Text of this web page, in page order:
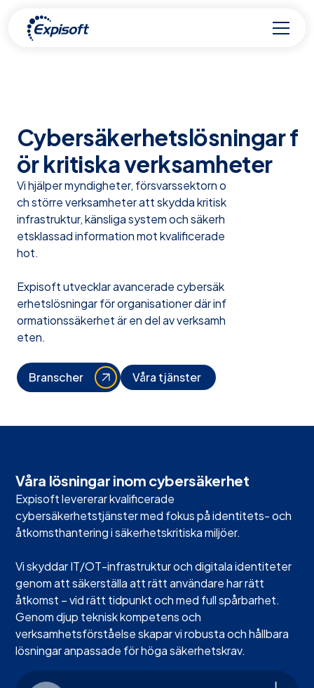
Cybersäkerhetslösningar f
ör kritiska verksamheter
Vi hjälper myndigheter, försvarssektorn o
ch större verksamheter att skydda kritisk
infrastruktur, känsliga system och säkerh
etsklassad information mot kvalificerade
hot.
Expisoft utvecklar avancerade cybersäk
erhetslösningar för organisationer där inf
ormationssäkerhet är en del av verksamh
eten.
Branscher Våra tjänster
Våra lösningar inom cybersäkerhet
Expisoft levererar kvalificerade
cybersäkerhetstjänster med fokus på identitets- och
åtkomsthantering i säkerhetskritiska miljöer.
Vi skyddar IT/OT-infrastruktur och digitala identiteter
genom att säkerställa att rätt användare har rätt
åtkomst – vid rätt tidpunkt och med full spårbarhet.
Genom djup teknisk kompetens och
verksamhetsförståelse skapar vi robusta och hållbara
lösningar anpassade för höga säkerhetskrav.